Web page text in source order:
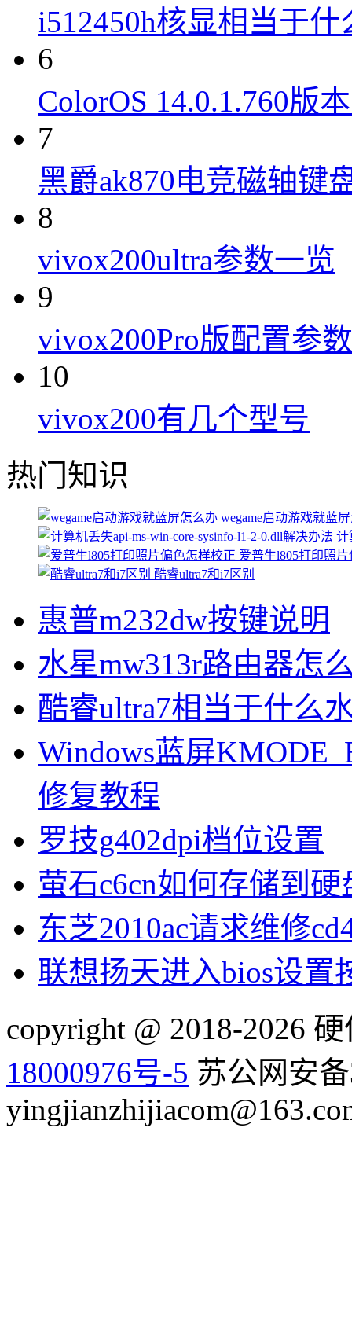
i512450h核显相当于什
6
ColorOS 14.0.1.760版
7
黑爵ak870电竞磁轴键
8
vivox200ultra参数一览
9
vivox200Pro版配置参数
10
vivox200有几个型号
热门知识
wegame启动游戏就蓝
计
爱普生l805打印照
酷睿ultra7和i7区别
惠普m232dw按键说明
水星mw313r路由器怎
酷睿ultra7相当于什么
Windows蓝屏
修复教程
罗技g402dpi档位设置
萤石c6cn如何存储到硬
东芝2010ac请求维修
联想扬天进入bios设置
copyright @ 2018-2026
18000976号-5 苏公网安